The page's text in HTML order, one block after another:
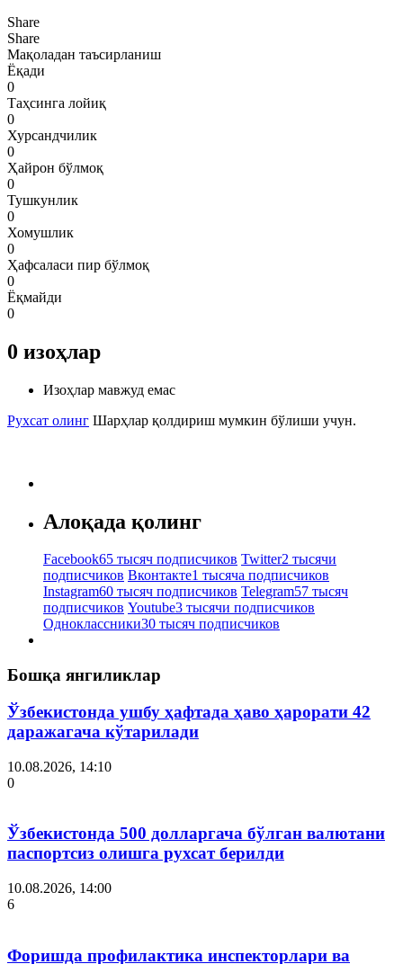
Share
Share
Мақоладан таъсирланиш
Ёқади
0
Таҳсинга лойиқ
0
Хурсандчилик
0
Ҳайрон бўлмоқ
0
Тушкунлик
0
Хомушлик
0
Ҳафсаласи пир бўлмоқ
0
Ёқмайди
0
0 изоҳлар
Изоҳлар мавжуд емас
Рухсат олинг Шарҳлар қолдириш мумкин бўлиши учун.
Алоқада қолинг
Facebook65 тысяч подписчиков Twitter2 тысячи
подписчиков Вконтакте1 тысяча подписчиков
Instagram60 тысяч подписчиков Telegram57 тысяч
подписчиков Youtube3 тысячи подписчиков
Одноклассники30 тысяч подписчиков
Бошқа янгиликлар
Ўзбекистонда ушбу ҳафтада ҳаво ҳарорати 42
даражагача кўтарилади
10.08.2026, 14:10
0
Ўзбекистонда 500 долларгача бўлган валютани
паспортсиз олишга рухсат берилди
10.08.2026, 14:00
6
Форишда профилактика инспекторлари ва